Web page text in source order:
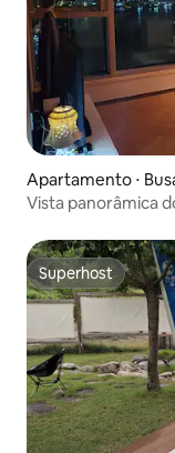
Apartamento ⋅
Vista panorâmica
Busan 2 minutos a
Superhost
Superhost